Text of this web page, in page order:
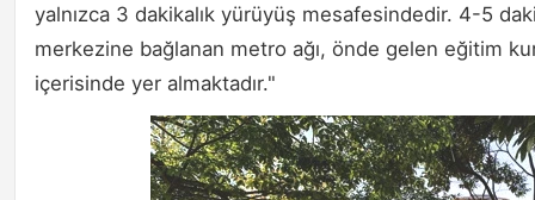
yalnızca 3 dakikalık yürüyüş mesafesindedir. 4-5
merkezine bağlanan metro ağı, önde gelen eğitim
içerisinde yer almaktadır."